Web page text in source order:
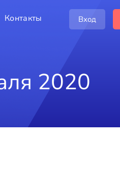
Контакты Вход
2020